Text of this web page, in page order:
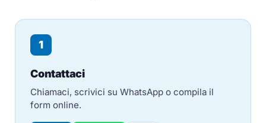
1
Contattaci
Chiamaci, scrivici su WhatsApp o compila il
form online.